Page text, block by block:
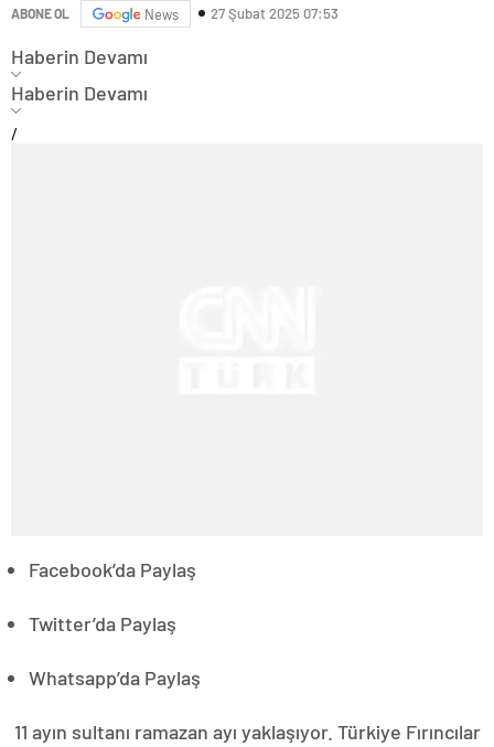
ABONE OL News 27 Şubat 2025 07:53
Haberin Devamı
Haberin Devamı
/
Facebook’da Paylaş
Twitter’da Paylaş
Whatsapp’da Paylaş
11 ayın sultanı ramazan ayı yaklaşıyor. Türkiye Fırıncılar